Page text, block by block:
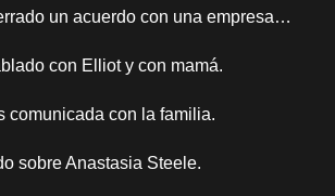
un acuerdo con una empresa…
con Elliot y con mamá.
con la familia.
sobre Anastasia Steele.